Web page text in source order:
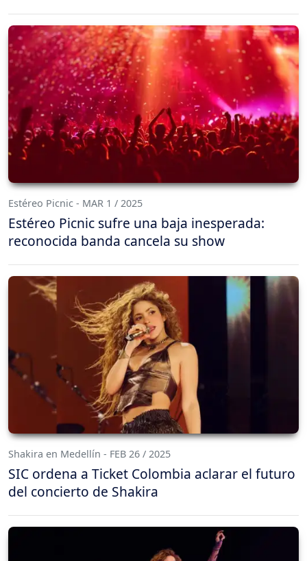
Estéreo Picnic - MAR 1 / 2025
Estéreo Picnic sufre una baja inesperada:
reconocida banda cancela su show
Shakira en Medellín - FEB 26 / 2025
SIC ordena a Ticket Colombia aclarar el futuro
del concierto de Shakira